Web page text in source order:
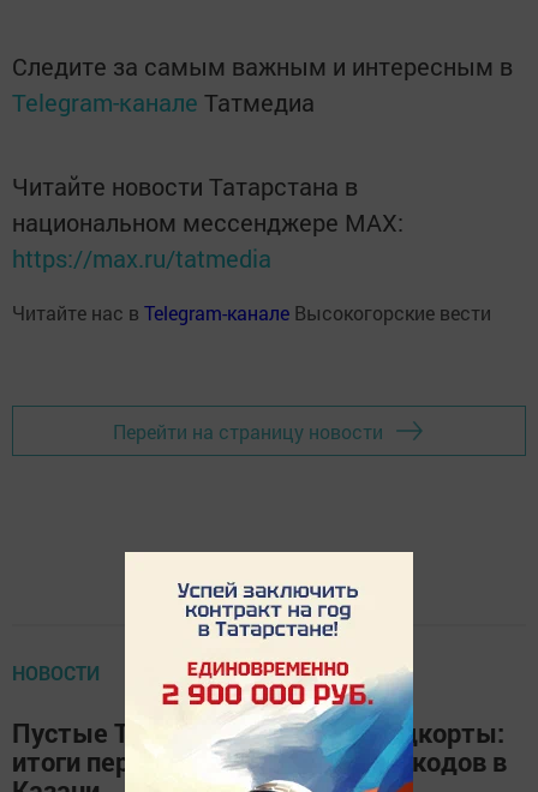
Следите за самым важным и интересным в
Telegram-канале Татмедиа
Читайте новости Татарстана в
национальном мессенджере MАХ:
https://max.ru/tatmedia
Читайте нас в Telegram-канале Высокогорские вести
Перейти на страницу новости
НОВОСТИ
Пустые ТЦ, фитнес-клубы и фудкорты:
итоги первого дня введения QR-кодов в